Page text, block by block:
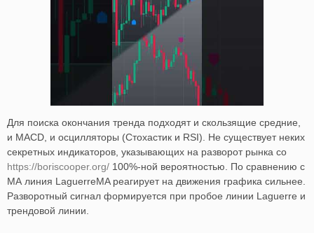
Для поиска окончания тренда подходят и скользящие средние,
и MACD, и осцилляторы (Стохастик и RSI). Не существует неких
секретных индикаторов, указывающих на разворот рынка со
https://boriscooper.org/ 100%-ной вероятностью. По сравнению с
МА линия LaguerreMA реагирует на движения графика сильнее.
Разворотный сигнал формируется при пробое линии Laguerre и
трендовой линии.